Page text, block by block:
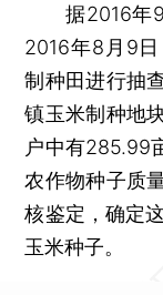
据2016年9
2016年8月9
制种田进行抽
镇玉米制种地
户中有285.99
农作物种子质
核鉴定，确定
玉米种子。